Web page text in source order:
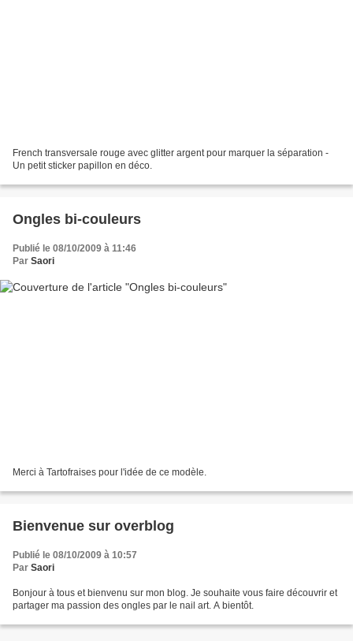
French transversale rouge avec glitter argent pour marquer la séparation -
Un petit sticker papillon en déco.
Ongles bi-couleurs
Publié le 08/10/2009 à 11:46
Par Saori
Merci à Tartofraises pour l'idée de ce modèle.
Bienvenue sur overblog
Publié le 08/10/2009 à 10:57
Par Saori
Bonjour à tous et bienvenu sur mon blog. Je souhaite vous faire découvrir et
partager ma passion des ongles par le nail art. A bientôt.